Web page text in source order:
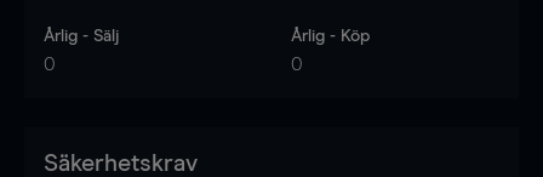
Årlig - Sälj
0
Årlig - Köp
0
Säkerhetskrav